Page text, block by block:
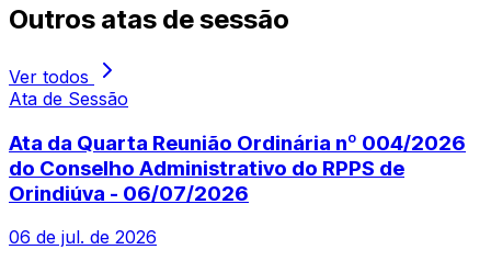
Outros atas de sessão
Ver todos
Ata de Sessão
Ata da Quarta Reunião Ordinária nº 004/2026
do Conselho Administrativo do RPPS de
Orindiúva - 06/07/2026
06 de jul. de 2026